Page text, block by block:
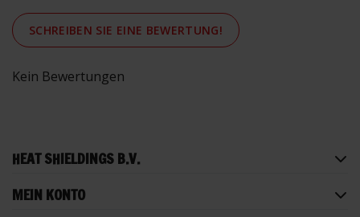
SCHREIBEN SIE EINE BEWERTUNG!
Kein Bewertungen
HEAT SHIELDINGS B.V.
MEIN KONTO